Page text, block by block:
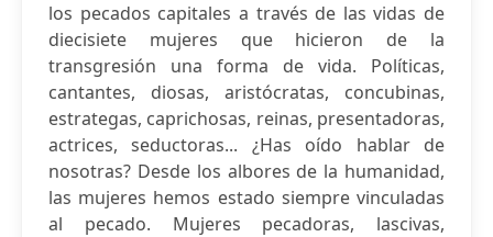
los pecados capitales a través de las vidas de
diecisiete mujeres que hicieron de la
transgresión una forma de vida. Políticas,
cantantes, diosas, aristócratas, concubinas,
estrategas, caprichosas, reinas, presentadoras,
actrices, seductoras... ¿Has oído hablar de
nosotras? Desde los albores de la humanidad,
las mujeres hemos estado siempre vinculadas
al pecado. Mujeres pecadoras, lascivas,